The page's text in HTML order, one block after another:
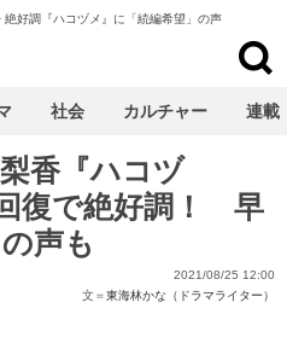
絶好調『ハコヅメ』に「続編希望」の声
香『ハコヅ
復で絶好調！ 早
声も
2021/08/25 12:00
文＝東海林かな（ドラマライター）
社会 カルチャー 連載